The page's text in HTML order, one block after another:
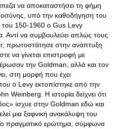
να αποκαταστήσει τη φήμη
υπό την καθοδήγηση του
του 150-1960 o Gus Levy
να συμβουλεύει απλώς τους
πρωτοστάτησε στην ανάπτυξη
να γίνεται επιστροφή με
την Goldman, αλλά και τον
στη μορφή που έχει
ο Levy εκτοπίστηκε από την
Weinberg. Η ιστορία δείχνει ότι
ίσχυε στην Goldman εδώ και
μια ξαφνική ανακάλυψη του
πραγματικό ερώτημα, σύμφωνα